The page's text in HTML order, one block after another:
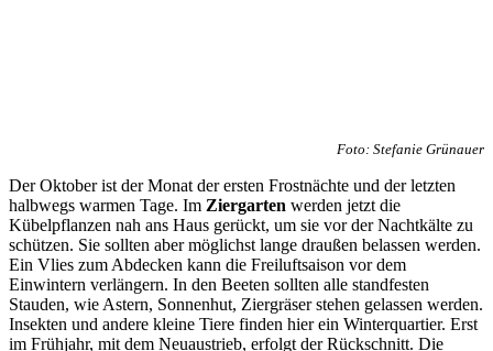
Foto: Stefanie Grünauer
Der Oktober ist der Monat der ersten Frostnächte und der letzten
halbwegs warmen Tage. Im Ziergarten werden jetzt die
Kübelpflanzen nah ans Haus gerückt, um sie vor der Nachtkälte zu
schützen. Sie sollten aber möglichst lange draußen belassen werden.
Ein Vlies zum Abdecken kann die Freiluftsaison vor dem
Einwintern verlängern. In den Beeten sollten alle standfesten
Stauden, wie Astern, Sonnenhut, Ziergräser stehen gelassen werden.
Insekten und andere kleine Tiere finden hier ein Winterquartier. Erst
im Frühjahr, mit dem Neuaustrieb, erfolgt der Rückschnitt. Die